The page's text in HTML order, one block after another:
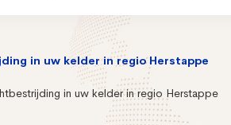
in uw kelder in regio Herstappe
in uw kelder in regio Herstappe